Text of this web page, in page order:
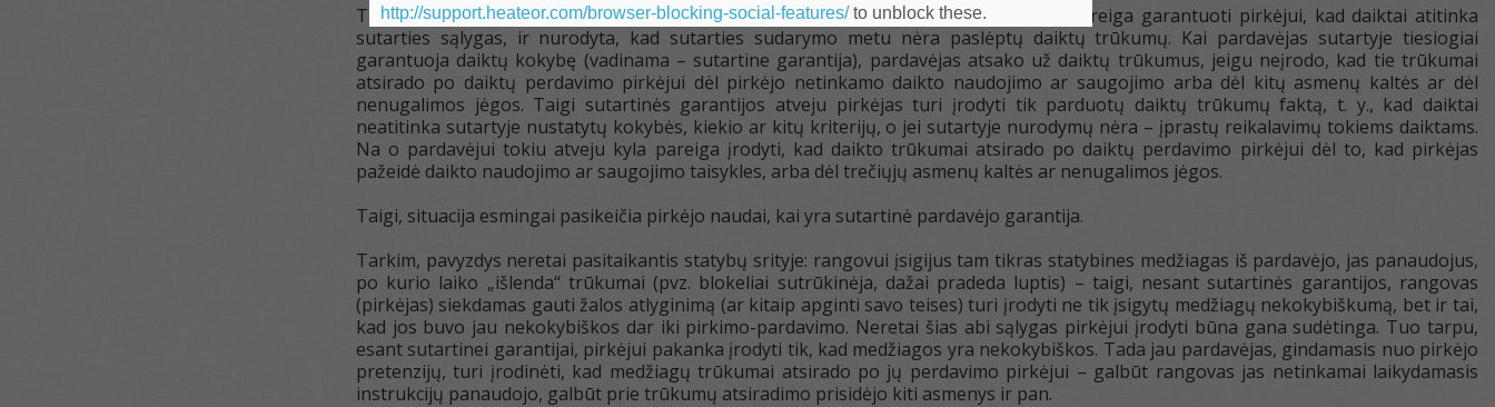
Tuo tarpu, pirkimo-pardavimo sutartyje turėtų būti tiesiogiai nustatyta pardavėjo pareiga garantuoti pirkėjui, kad daiktai atitinka
sutarties sąlygas, ir nurodyta, kad sutarties sudarymo metu nėra paslėptų daiktų trūkumų. Kai pardavėjas sutartyje tiesiogiai
garantuoja daiktų kokybę (vadinama – sutartine garantija), pardavėjas atsako už daiktų trūkumus, jeigu neįrodo, kad tie trūkumai
atsirado po daiktų perdavimo pirkėjui dėl pirkėjo netinkamo daikto naudojimo ar saugojimo arba dėl kitų asmenų kaltės ar dėl
nenugalimos jėgos. Taigi sutartinės garantijos atveju pirkėjas turi įrodyti tik parduotų daiktų trūkumų faktą, t. y., kad daiktai
neatitinka sutartyje nustatytų kokybės, kiekio ar kitų kriterijų, o jei sutartyje nurodymų nėra – įprastų reikalavimų tokiems daiktams.
Na o pardavėjui tokiu atveju kyla pareiga įrodyti, kad daikto trūkumai atsirado po daiktų perdavimo pirkėjui dėl to, kad pirkėjas
pažeidė daikto naudojimo ar saugojimo taisykles, arba dėl trečiųjų asmenų kaltės ar nenugalimos jėgos.
Taigi, situacija esmingai pasikeičia pirkėjo naudai, kai yra sutartinė pardavėjo garantija.
Tarkim, pavyzdys neretai pasitaikantis statybų srityje: rangovui įsigijus tam tikras statybines medžiagas iš pardavėjo, jas panaudojus,
po kurio laiko „išlenda“ trūkumai (pvz. blokeliai sutrūkinėja, dažai pradeda luptis) – taigi, nesant sutartinės garantijos, rangovas
(pirkėjas) siekdamas gauti žalos atlyginimą (ar kitaip apginti savo teises) turi įrodyti ne tik įsigytų medžiagų nekokybiškumą, bet ir tai,
kad jos buvo jau nekokybiškos dar iki pirkimo-pardavimo. Neretai šias abi sąlygas pirkėjui įrodyti būna gana sudėtinga. Tuo tarpu,
esant sutartinei garantijai, pirkėjui pakanka įrodyti tik, kad medžiagos yra nekokybiškos. Tada jau pardavėjas, gindamasis nuo pirkėjo
pretenzijų, turi įrodinėti, kad medžiagų trūkumai atsirado po jų perdavimo pirkėjui – galbūt rangovas jas netinkamai laikydamasis
instrukcijų panaudojo, galbūt prie trūkumų atsiradimo prisidėjo kiti asmenys ir pan.
http://support.heateor.com/browser-blocking-social-features/to unblock these.